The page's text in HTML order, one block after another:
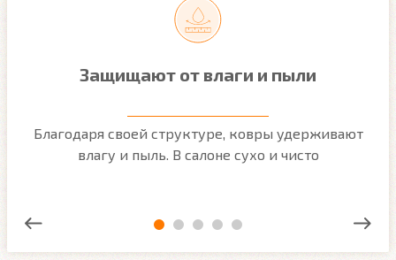
Защищают от влаги и пыли
Благодаря своей структуре, ковры удерживают
влагу и пыль. В салоне сухо и чисто